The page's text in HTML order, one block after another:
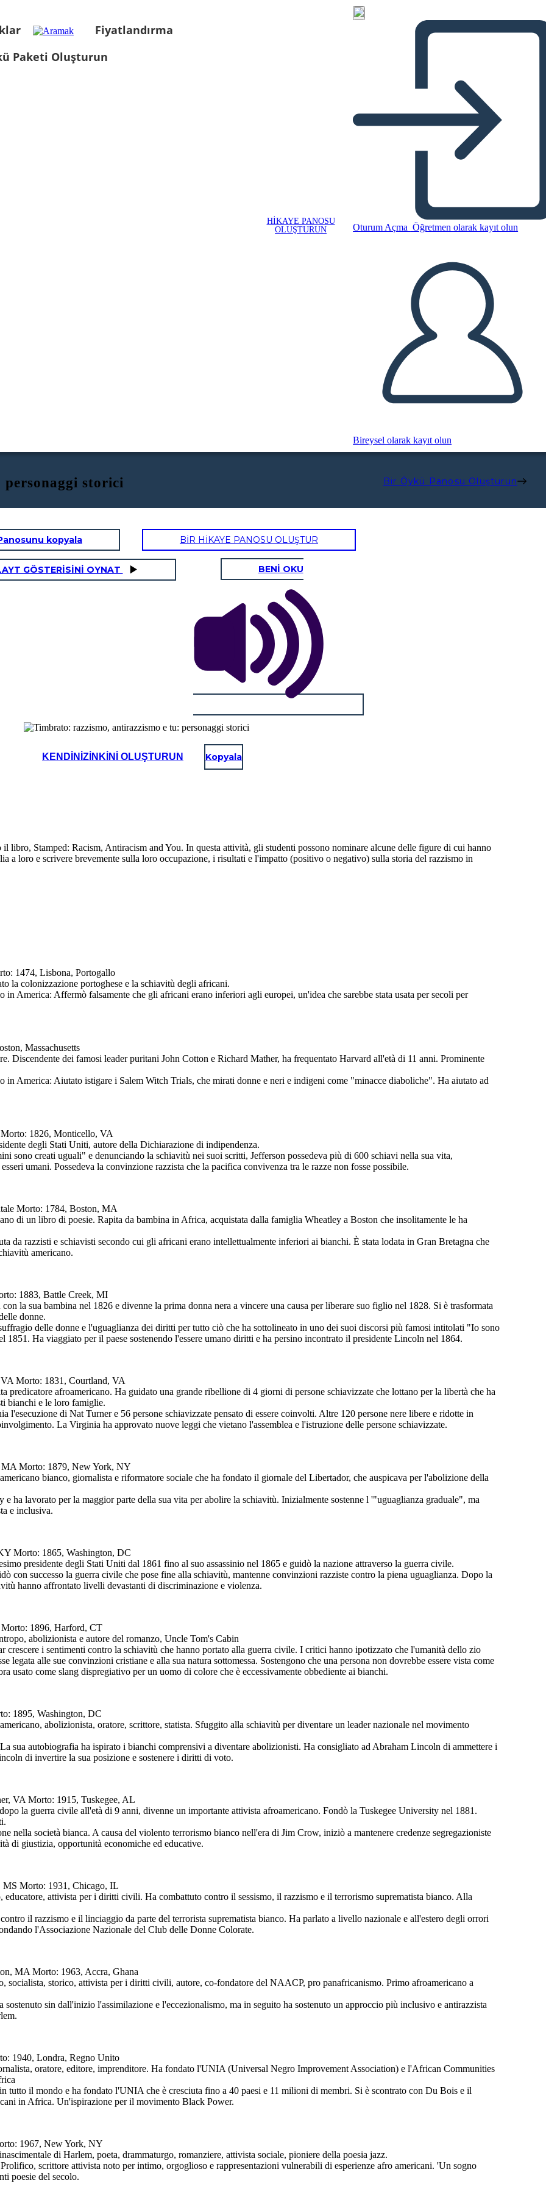
Fiyatlandırma
Paketi Oluşturun
HIKAYE PANOSU
OLUŞTURUN
Oturum Açma Öğretmen olarak kayıt olun
Bireysel olarak kayıt olun
storici Bir Öykü Panosu Oluşturun
kopyala BİR HİKAYE PANOSU OLUŞTUR
GÖSTERİSİNİ OYNAT BENİ OKU
KENDINIZINKINI OLUŞTURUN Kopyala
libro, Stamped: Racism, Antiracism and You. In questa attività, gli studenti possono nominare alcune delle figure di cui hanno
a loro e scrivere brevemente sulla loro occupazione, i risultati e l'impatto (positivo o negativo) sulla storia del razzismo in
1474, Lisbona, Portogallo
la colonizzazione portoghese e la schiavitù degli africani.
America: Affermò falsamente che gli africani erano inferiori agli europei, un'idea che sarebbe stata usata per secoli per
Massachusetts
Discendente dei famosi leader puritani John Cotton e Richard Mather, ha frequentato Harvard all'età di 11 anni. Prominente
in America: Aiutato istigare i Salem Witch Trials, che mirati donne e neri e indigeni come "minacce diaboliche". Ha aiutato ad
1826, Monticello, VA
degli Stati Uniti, autore della Dichiarazione di indipendenza.
sono creati uguali" e denunciando la schiavitù nei suoi scritti, Jefferson possedeva più di 600 schiavi nella sua vita,
umani. Possedeva la convinzione razzista che la pacifica convivenza tra le razze non fosse possibile.
Morto: 1784, Boston, MA
di un libro di poesie. Rapita da bambina in Africa, acquistata dalla famiglia Wheatley a Boston che insolitamente le ha
da razzisti e schiavisti secondo cui gli africani erano intellettualmente inferiori ai bianchi. È stata lodata in Gran Bretagna che
americano.
1883, Battle Creek, MI
la sua bambina nel 1826 e divenne la prima donna nera a vincere una causa per liberare suo figlio nel 1828. Si è trasformata
donne.
delle donne e l'uguaglianza dei diritti per tutto ciò che ha sottolineato in uno dei suoi discorsi più famosi intitolati "Io sono
Ha viaggiato per il paese sostenendo l'essere umano diritti e ha persino incontrato il presidente Lincoln nel 1864.
Morto: 1831, Courtland, VA
predicatore afroamericano. Ha guidato una grande ribellione di 4 giorni di persone schiavizzate che lottano per la libertà che ha
bianchi e le loro famiglie.
l'esecuzione di Nat Turner e 56 persone schiavizzate pensato di essere coinvolti. Altre 120 persone nere libere e ridotte in
La Virginia ha approvato nuove leggi che vietano l'assemblea e l'istruzione delle persone schiavizzate.
Morto: 1879, New York, NY
bianco, giornalista e riformatore sociale che ha fondato il giornale del Libertador, che auspicava per l'abolizione della
ha lavorato per la maggior parte della sua vita per abolire la schiavitù. Inizialmente sostenne l '"uguaglianza graduale", ma
e inclusiva.
Morto: 1865, Washington, DC
presidente degli Stati Uniti dal 1861 fino al suo assassinio nel 1865 e guidò la nazione attraverso la guerra civile.
con successo la guerra civile che pose fine alla schiavitù, mantenne convinzioni razziste contro la piena uguaglianza. Dopo la
hanno affrontato livelli devastanti di discriminazione e violenza.
1896, Harford, CT
abolizionista e autore del romanzo, Uncle Tom's Cabin
crescere i sentimenti contro la schiavitù che hanno portato alla guerra civile. I critici hanno ipotizzato che l'umanità dello zio
legata alle sue convinzioni cristiane e alla sua natura sottomessa. Sostengono che una persona non dovrebbe essere vista come
usato come slang dispregiativo per un uomo di colore che è eccessivamente obbediente ai bianchi.
1895, Washington, DC
abolizionista, oratore, scrittore, statista. Sfuggito alla schiavitù per diventare un leader nazionale nel movimento
sua autobiografia ha ispirato i bianchi comprensivi a diventare abolizionisti. Ha consigliato ad Abraham Lincoln di ammettere i
di invertire la sua posizione e sostenere i diritti di voto.
VA Morto: 1915, Tuskegee, AL
la guerra civile all'età di 9 anni, divenne un importante attivista afroamericano. Fondò la Tuskegee University nel 1881.
nella società bianca. A causa del violento terrorismo bianco nell'era di Jim Crow, iniziò a mantenere credenze segregazioniste
di giustizia, opportunità economiche ed educative.
Morto: 1931, Chicago, IL
attivista per i diritti civili. Ha combattuto contro il sessismo, il razzismo e il terrorismo suprematista bianco. Alla
il razzismo e il linciaggio da parte del terrorista suprematista bianco. Ha parlato a livello nazionale e all'estero degli orrori
l'Associazione Nazionale del Club delle Donne Colorate.
MA Morto: 1963, Accra, Ghana
socialista, storico, attivista per i diritti civili, autore, co-fondatore del NAACP, pro panafricanismo. Primo afroamericano a
sin dall'inizio l'assimilazione e l'eccezionalismo, ma in seguito ha sostenuto un approccio più inclusivo e antirazzista
1940, Londra, Regno Unito
oratore, editore, imprenditore. Ha fondato l'UNIA (Universal Negro Improvement Association) e l'African Communities
tutto il mondo e ha fondato l'UNIA che è cresciuta fino a 40 paesi e 11 milioni di membri. Si è scontrato con Du Bois e il
in Africa. Un'ispirazione per il movimento Black Power.
1967, New York, NY
di Harlem, poeta, drammaturgo, romanziere, attivista sociale, pioniere della poesia jazz.
scrittore attivista noto per intimo, orgoglioso e rappresentazioni vulnerabili di esperienze afro americani. 'Un sogno
poesie del secolo.